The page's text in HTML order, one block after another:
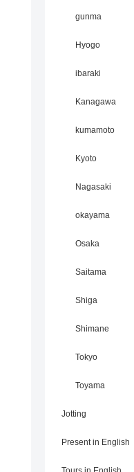
gunma
Hyogo
ibaraki
Kanagawa
kumamoto
Kyoto
Nagasaki
okayama
Osaka
Saitama
Shiga
Shimane
Tokyo
Toyama
Jotting
Present in English